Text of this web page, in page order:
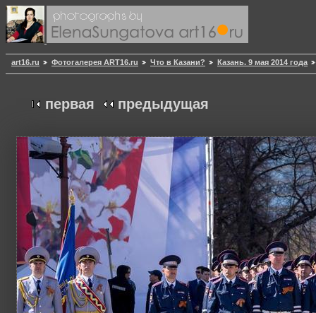
art16.ru Фотогалерея ART16.ru Что в Казани? Казань. 9 мая 2014 года
первая предыдущая